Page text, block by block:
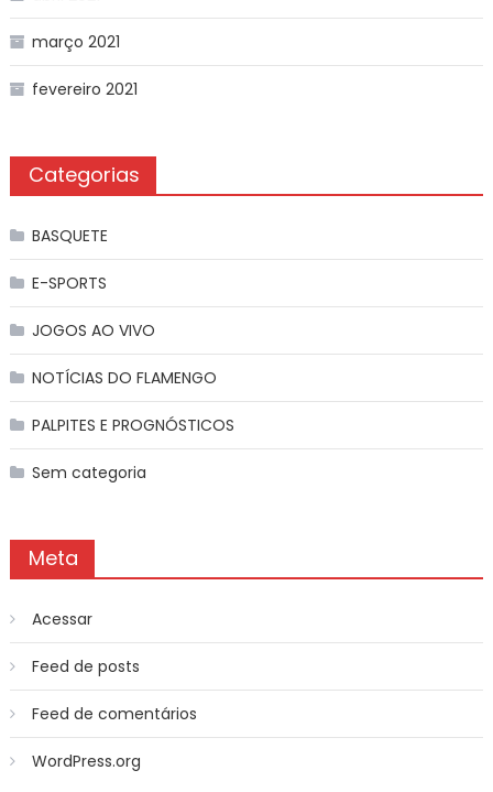
março 2021
fevereiro 2021
Categorias
BASQUETE
E-SPORTS
JOGOS AO VIVO
NOTÍCIAS DO FLAMENGO
PALPITES E PROGNÓSTICOS
Sem categoria
Meta
Acessar
Feed de posts
Feed de comentários
WordPress.org